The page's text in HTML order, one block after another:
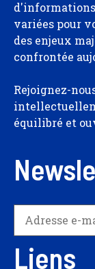
variées pour
des enjeux
confrontée
Rejoignez-
équilibré et
Liens